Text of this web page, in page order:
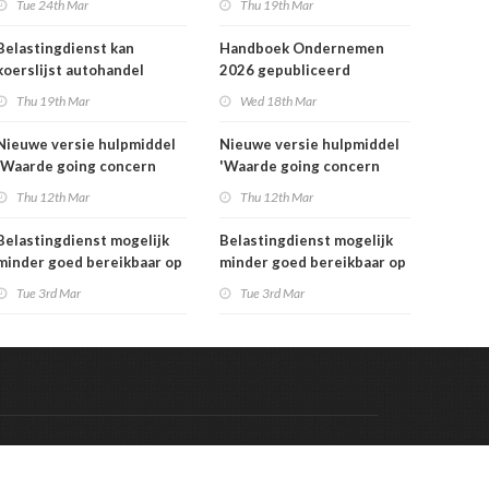
Tue 24th Mar
kan
autohandel
Thu 19th Mar
versie hulpmiddel
going concern
Thu 12th Mar
mogelijk
goed bereikbaar op
Tue 3rd Mar
Thu 19th Mar
Handboek Ondernemen
2026 gepubliceerd
Wed 18th Mar
Nieuwe versie hulpmiddel
'Waarde going concern
Thu 12th Mar
Belastingdienst mogelijk
minder goed bereikbaar op
Tue 3rd Mar